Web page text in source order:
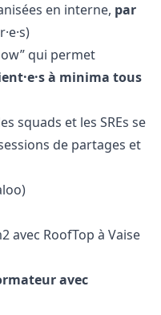
en interne, par
qui permet
à minima tous
squads et les SREs se
de partages et
avec RoofTop à Vaise
avec